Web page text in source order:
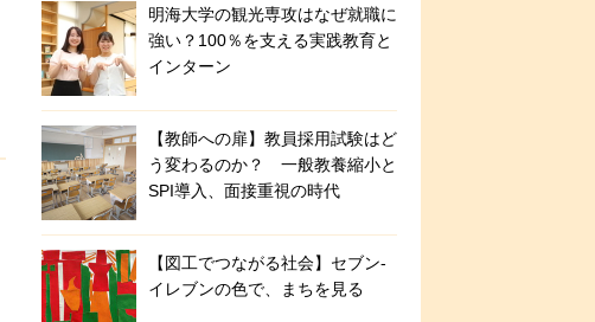
明海大学の観光専攻はなぜ就職に
強い？100％を支える実践教育と
インターン
【教師への扉】教員採用試験はど
う変わるのか？ 一般教養縮小と
SPI導入、面接重視の時代
【図工でつながる社会】セブン‐
イレブンの色で、まちを見る